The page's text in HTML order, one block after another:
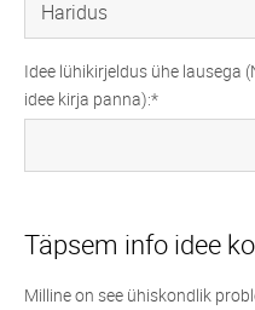
Idee lühikirjeldus ühe lausega
idee kirja panna):
Täpsem info idee
Milline on see ühiskondlik